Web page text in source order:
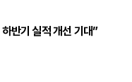
반기 실적 개선 기대”